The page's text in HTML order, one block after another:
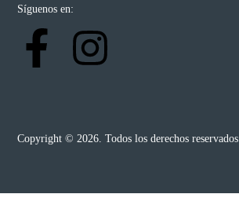
Síguenos en:
Copyright © 2026. Todos los derechos reservados